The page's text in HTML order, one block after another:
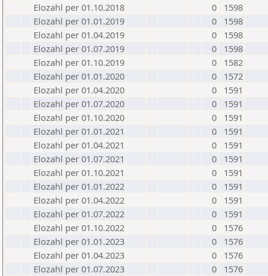
Elozahl per 01.10.2018
0
1598
Elozahl per 01.01.2019
0
1598
Elozahl per 01.04.2019
0
1598
Elozahl per 01.07.2019
0
1598
Elozahl per 01.10.2019
0
1582
Elozahl per 01.01.2020
0
1572
Elozahl per 01.04.2020
0
1591
Elozahl per 01.07.2020
0
1591
Elozahl per 01.10.2020
0
1591
Elozahl per 01.01.2021
0
1591
Elozahl per 01.04.2021
0
1591
Elozahl per 01.07.2021
0
1591
Elozahl per 01.10.2021
0
1591
Elozahl per 01.01.2022
0
1591
Elozahl per 01.04.2022
0
1591
Elozahl per 01.07.2022
0
1591
Elozahl per 01.10.2022
0
1576
Elozahl per 01.01.2023
0
1576
Elozahl per 01.04.2023
0
1576
Elozahl per 01.07.2023
0
1576